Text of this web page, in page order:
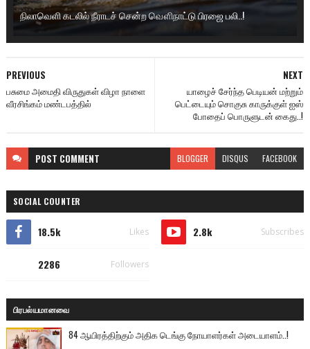
நிலாவெளி கடலில் நீராடச் சென்ற வௌிநாட்டு பிரஜை பலி..!
NEXT
யாழைச் சேர்ந்த பெடியன் மற்றும்
பெட்டையும் சொகுசு காருக்குள் ஐஸ்
போதைப் பொருளுடன் கைது..!
PREVIOUS
பசுமை அமைதி விருதுகள் விழா நாளை
வீரசிங்கம் மண்டபத்தில்
POST COMMENT BLOGGER DISQUS FACEBOOK
SOCIAL COUNTER
18.5k Likes 2.8k Subscribes
2286 Followers
பிரபல்யமானவை
84 ஆயிரத்திற்கும் அதிக டெங்கு நோயாளர்கள் அடையாளம்..!